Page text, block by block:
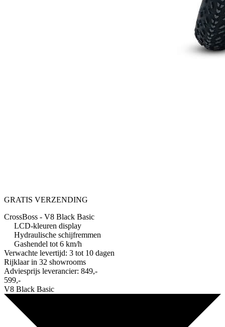
GRATIS VERZENDING
CrossBoss - V8 Black Basic
LCD-kleuren display
Hydraulische schijfremmen
Gashendel tot 6 km/h
Verwachte levertijd: 3 tot 10 dagen
Rijklaar in 32 showrooms
Adviesprijs leverancier: 849,-
599,-
V8 Black Basic